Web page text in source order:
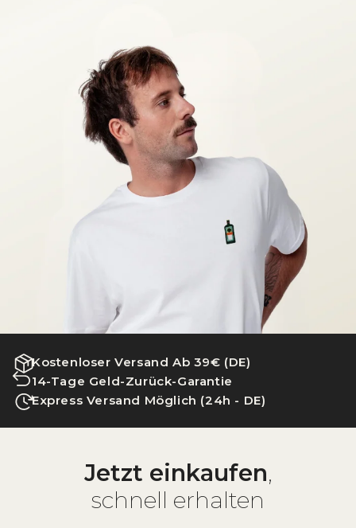
Kostenloser Versand Ab 39€ (DE)
14-Tage Geld-Zurück-Garantie
Express Versand Möglich (24h - DE)
Jetzt einkaufen,
schnell erhalten